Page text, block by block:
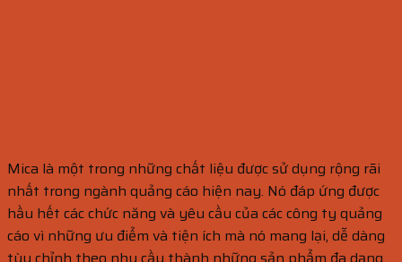
Mica là một trong những chất liệu được sử dụng rộng rãi
nhất trong ngành quảng cáo hiện nay. Nó đáp ứng được
hầu hết các chức năng và yêu cầu của các công ty quảng
cáo vì những ưu điểm và tiện ích mà nó mang lại, dễ dàng